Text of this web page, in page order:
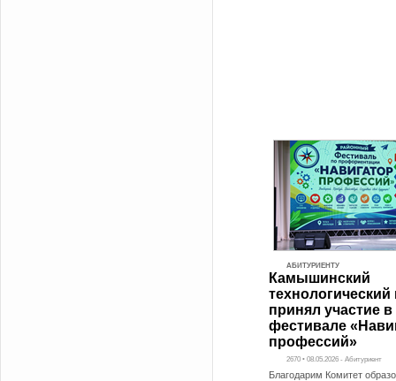
АБИТУРИЕНТУ
Камышинский
технологический
принял участие
фестивале
профессий»
2670 • 08.05.2026 - Абитуриент
Благодарим Комитет